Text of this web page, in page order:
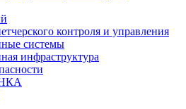
контроля и управления
системы
инфраструктура